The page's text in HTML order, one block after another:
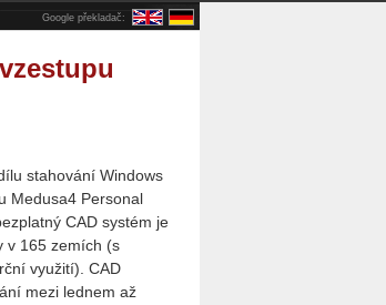
Google překladač:
stahování Windows
Medusa4 Personal
CAD systém je
v 165 zemích (s
využití). CAD
mezi lednem až